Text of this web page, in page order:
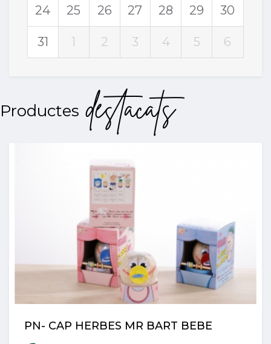
24 25 26 27 28 29 30
31 1 2 3 4 5 6
Productes destacats
PN- CAP HERBES MR BART BEBE